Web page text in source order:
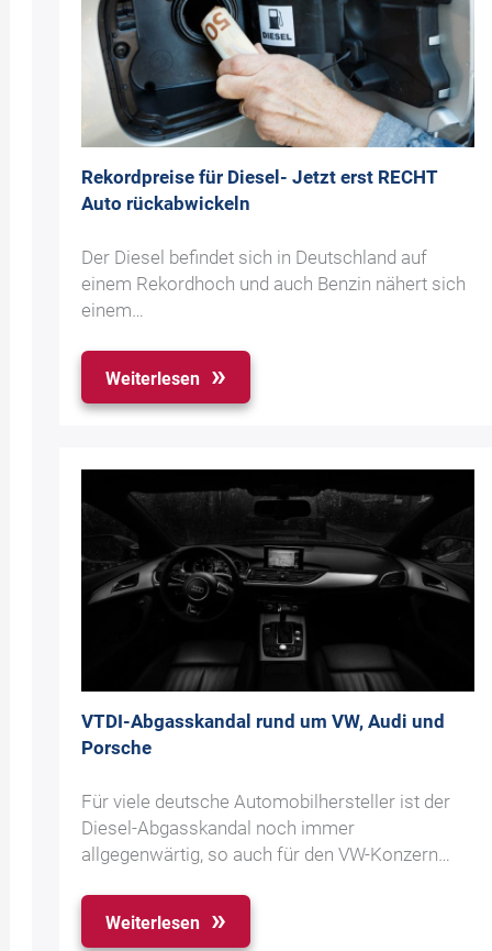
Rekordpreise für Diesel- Jetzt erst RECHT
Auto rückabwickeln
Der Diesel befindet sich in Deutschland auf
einem Rekordhoch und auch Benzin nähert sich
einem…
Weiterlesen
VTDI-Abgasskandal rund um VW, Audi und
Porsche
Für viele deutsche Automobilhersteller ist der
Diesel-Abgasskandal noch immer
allgegenwärtig, so auch für den VW-Konzern…
Weiterlesen